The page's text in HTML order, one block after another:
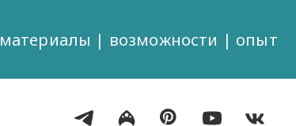
материалы | возможности | опыт